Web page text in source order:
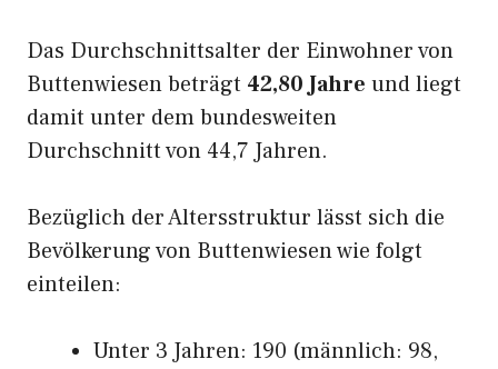
Das Durchschnittsalter der Einwohner von
Buttenwiesen beträgt 42,80 Jahre und liegt
damit unter dem bundesweiten
Durchschnitt von 44,7 Jahren.
Bezüglich der Altersstruktur lässt sich die
Bevölkerung von Buttenwiesen wie folgt
einteilen:
Unter 3 Jahren: 190 (männlich: 98,